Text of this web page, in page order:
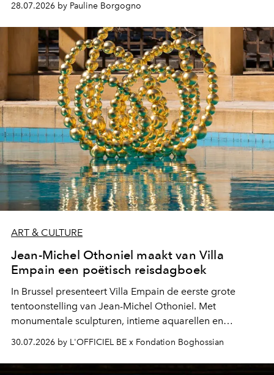
28.07.2026 by Pauline Borgogno
ART & CULTURE
Jean-Michel Othoniel maakt van Villa
Empain een poëtisch reisdagboek
In Brussel presenteert Villa Empain de eerste grote
tentoonstelling van Jean-Michel Othoniel. Met
monumentale sculpturen, intieme aquarellen en
fonkelend Murano-glas creëert de Franse kunstenaar
een emotionele reis waarin elk werk de herinnering
oproept aan een ontmoeting, een bestemming of een
30.07.2026 by L'OFFICIEL BE x Fondation Boghossian